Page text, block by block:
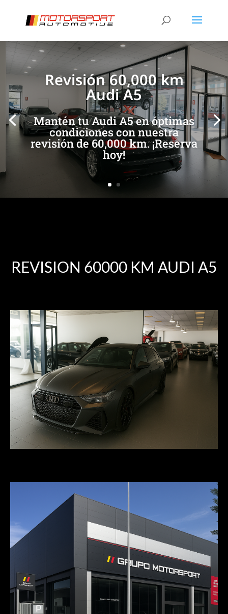
Revisión 60,000 km
Audi A5
Mantén tu Audi A5 en óptimas
condiciones con nuestra
revisión de 60,000 km. ¡Reserva
hoy!
[/et_pb_slide] [/et_pb_slide]
REVISION 60000 KM AUDI A5